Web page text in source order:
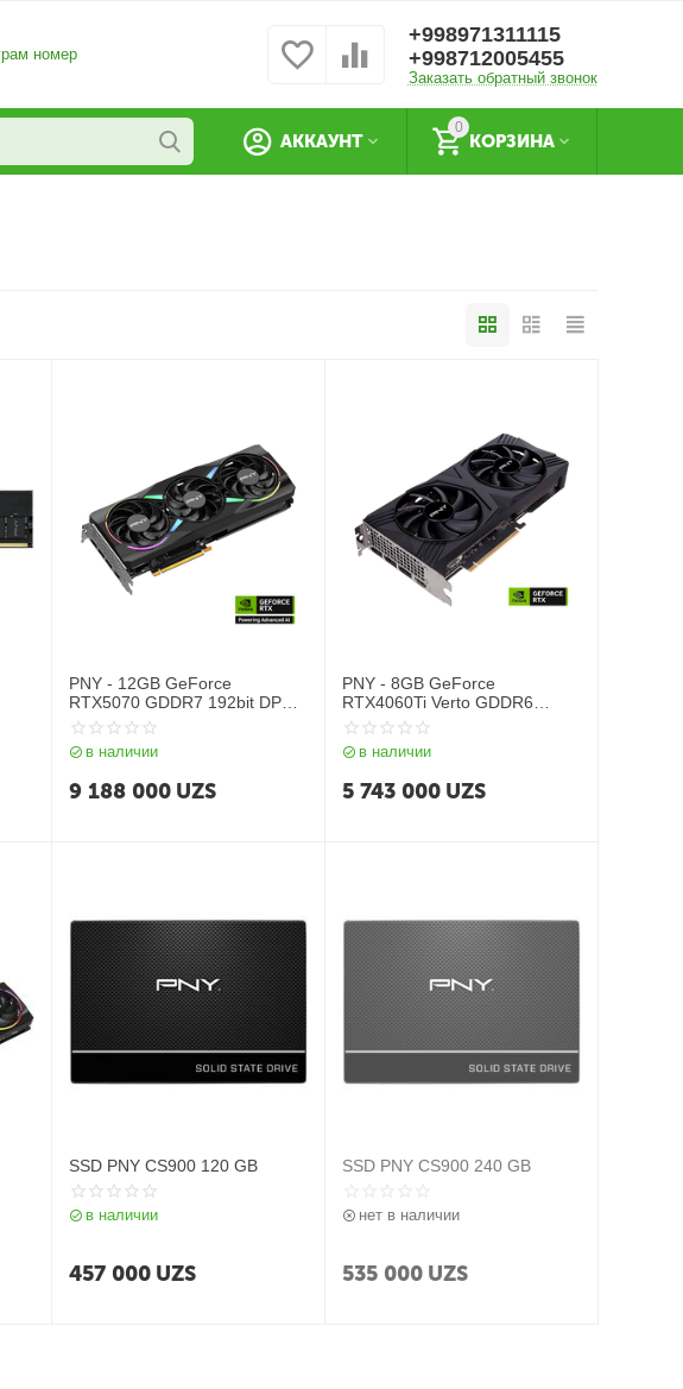
номер
+998971311115
+998712005455
Заказать обратный звонок
0
КОРЗИНА
АККАУНТ
PNY - 12GB GeForce
RTX5070 GDDR7 192bit DP
HDMI
в наличии
9 188 000 UZS
PNY - 8GB GeForce
RTX4060Ti Verto GDDR6
128bit DP HDMI
в наличии
5 743 000 UZS
SSD PNY CS900 120 GB
в наличии
457 000 UZS
SSD PNY CS900 240 GB
нет в наличии
535 000 UZS